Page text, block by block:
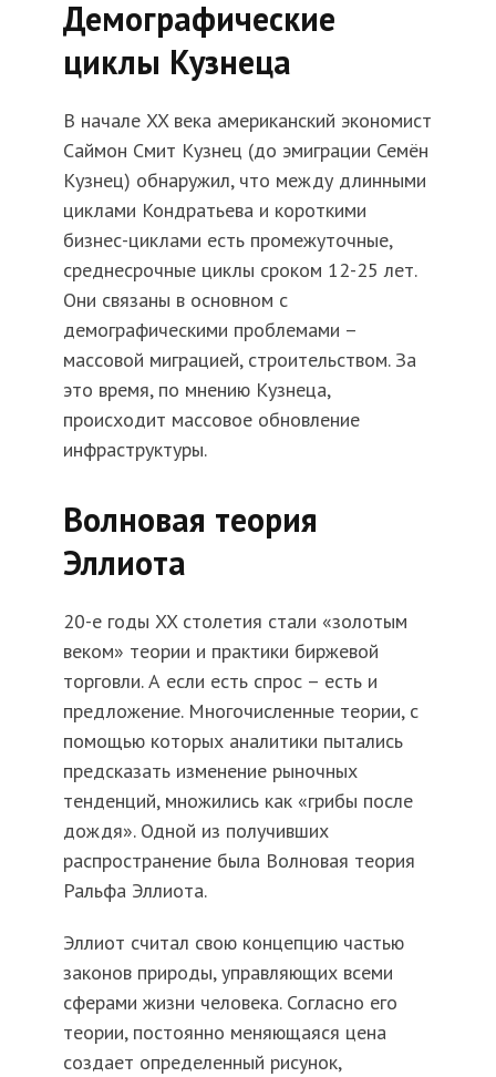
Демографические
циклы Кузнеца
В начале XX века американский экономист
Саймон Смит Кузнец (до эмиграции Семён
Кузнец) обнаружил, что между длинными
циклами Кондратьева и короткими
бизнес-циклами есть промежуточные,
среднесрочные циклы сроком 12-25 лет.
Они связаны в основном с
демографическими проблемами –
массовой миграцией, строительством. За
это время, по мнению Кузнеца,
происходит массовое обновление
инфраструктуры.
Волновая теория
Эллиота
20-е годы XX столетия стали «золотым
веком» теории и практики биржевой
торговли. А если есть спрос – есть и
предложение. Многочисленные теории, с
помощью которых аналитики пытались
предсказать изменение рыночных
тенденций, множились как «грибы после
дождя». Одной из получивших
распространение была Волновая теория
Ральфа Эллиота.
Эллиот считал свою концепцию частью
законов природы, управляющих всеми
сферами жизни человека. Согласно его
теории, постоянно меняющаяся цена
создает определенный рисунок,